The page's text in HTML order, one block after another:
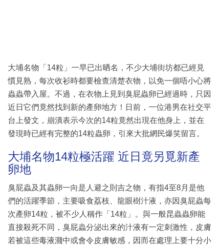
區
大埔名物「14粒」一早已出晒名，不少大埔街坊都已經見
慣見熟，每次收衫時都要檢查清楚衣物，以免一個唔小心將
蟲蟲帶入屋。不過，在衣物上見到臭屁蟲卵已經過時，只因
近日它們竟然找到新的產卵地方！日前，一位港男在社交平
台上發文，崩潰表示今次的14粒竟然出現在他身上，並在
發現時已經有完整的14粒蟲卵，引來大批網民爆笑留言。
大埔名物14粒極活躍 近日竟另覓新產
卵地
臭屁蟲及其蟲卵一向是人避之則吉之物，有指4至8月是他
們的活躍季節，主要吸食荔枝、龍眼樹汁液，亦因臭屁蟲每
次產卵14粒，被不少人稱作「14粒」。與一般昆蟲蟲卵能
直接殺死不同，臭屁蟲分泌出來的汁液有一定刺激性，皮膚
若被這些毒液濺中或會令皮膚敏感，因而在處理上要十分小